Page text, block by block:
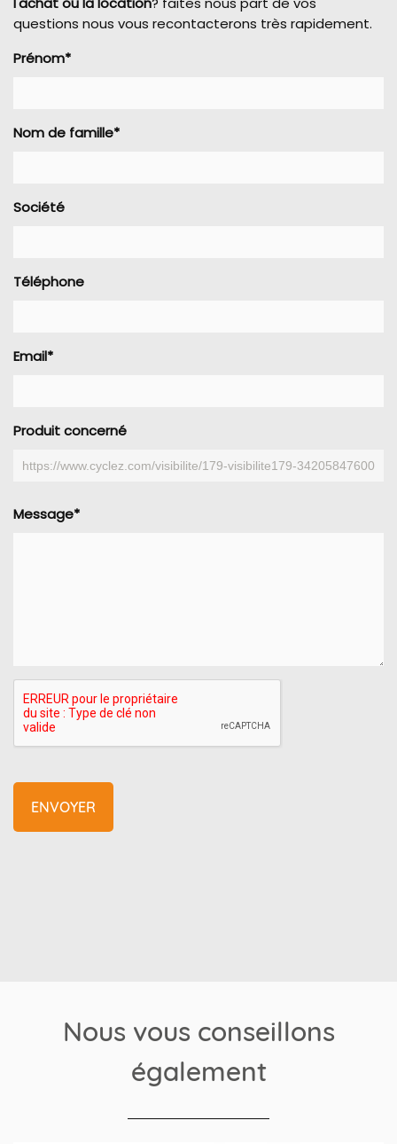
questions nous vous recontacterons très rapidement.
Prénom*
Nom de famille*
Société
Téléphone
Email*
Produit concerné
Message*
Nous vous conseillons
également